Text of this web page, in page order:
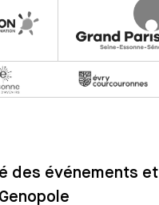
des événements et